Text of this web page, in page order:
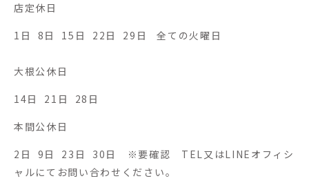
店定休日
1日 8日 15日 22日 29日 全ての火曜日
大根公休日
14日 21日 28日
本間公休日
2日 9日 23日 30日 ※要確認 TEL又はLINEオフィシ
ャルにてお問い合わせください。